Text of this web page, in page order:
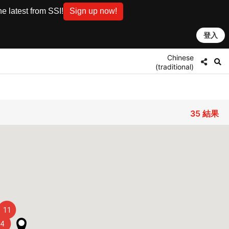
latest from SSI! Sign up now!
登入
Chinese
(traditional)
11
4
35結果